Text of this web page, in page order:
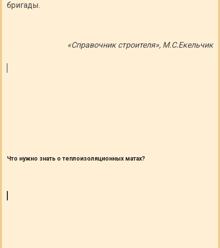
бригады.
«Справочник строителя», М.С.Екельчик
Что нужно знать о теплоизоляционных матах?